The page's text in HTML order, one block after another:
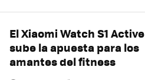
El Xiaomi Watch S1 Active
sube la apuesta para los
amantes del fitness